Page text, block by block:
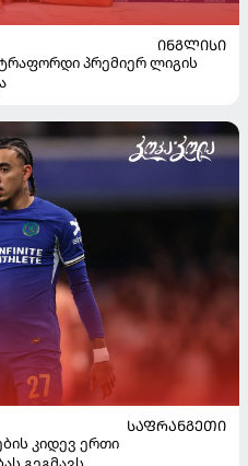
ᲘᲜᲒᲚᲘᲡᲘ
პრემიერ ლიგის
ᲡᲐᲤᲠᲐᲜᲒᲔᲗᲘ
კიდევ ერთი